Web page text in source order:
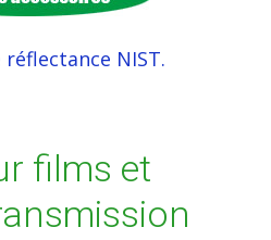
NIST.
films et